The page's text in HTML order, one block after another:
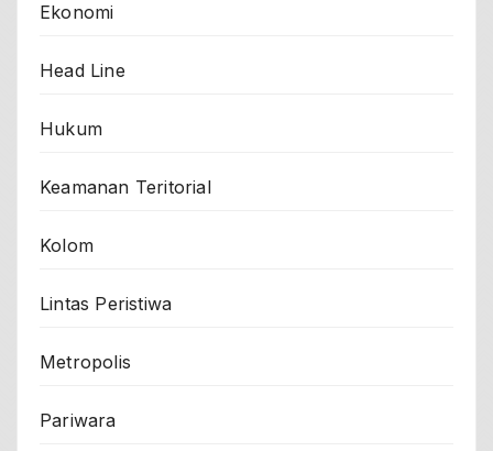
Ekonomi
Head Line
Hukum
Keamanan Teritorial
Kolom
Lintas Peristiwa
Metropolis
Pariwara